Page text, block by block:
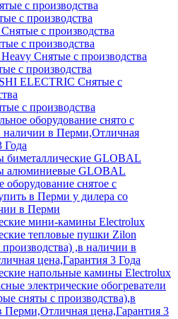
с производства
с производства
с производства
с производства
Снятые с производства
с производства
ELECTRIC Снятые с
с производства
оборудование снято с
наличии в Перми,Отличная
Года
биметаллические GLOBAL
алюминиевые GLOBAL
оборудование снятое с
в Перми у дилера со
в Перми
мини-камины Electrolux
тепловые пушки Zilon
,в наличии в
цена,Гарантия 3 Года
напольные камины Electrolux
электрические обогреватели
сняты с производства),в
Перми,Отличная цена,Гарантия 3